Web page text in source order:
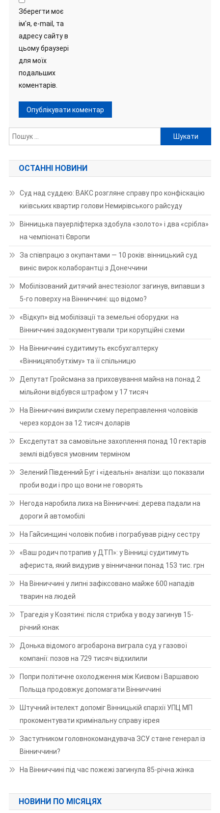
Зберегти моє
ім'я, e-mail, та
адресу сайту в
цьому браузері
для моїх
подальших
коментарів.
Пошук:
ОСТАННІ НОВИНИ
Суд над суддею: ВАКС розгляне справу про конфіскацію
київських квартир голови Немирівського райсуду
Вінницька пауерліфтерка здобула «золото» і два «срібла»
на чемпіонаті Європи
За співпрацю з окупантами — 10 років: вінницький суд
виніс вирок колаборантці з Донеччини
Мобілізований дитячий анестезіолог загинув, випавши з
5-го поверху на Вінниччині: що відомо?
«Відкуп» від мобілізації та земельні оборудки: на
Вінниччині задокументували три корупційні схеми
На Вінниччині судитимуть ексбухгалтерку
«Вінницяпобутхіму» та її спільницю
Депутат Гройсмана за приховування майна на понад 2
мільйони відбувся штрафом у 17 тисяч
На Вінниччині викрили схему переправлення чоловіків
через кордон за 12 тисяч доларів
Ексдепутат за самовільне захоплення понад 10 гектарів
землі відбувся умовним терміном
Зелений Південний Буг і «ідеальні» аналізи: що показали
проби води і про що вони не говорять
Негода наробила лиха на Вінниччині: дерева падали на
дороги й автомобілі
На Гайсинщині чоловік побив і пограбував рідну сестру
«Ваш родич потрапив у ДТП»: у Вінниці судитимуть
афериста, який видурив у вінничанки понад 153 тис. грн
На Вінниччині у липні зафіксовано майже 600 нападів
тварин на людей
Трагедія у Козятині: після стрибка у воду загинув 15-
річний юнак
Донька відомого агробарона виграла суд у газової
компанії: позов на 729 тисяч відхилили
Попри політичне охолодження між Києвом і Варшавою
Польща продовжує допомагати Вінниччині
Штучний інтелект допоміг Вінницькій єпархії УПЦ МП
прокоментувати кримінальну справу ієрея
Заступником головнокомандувача ЗСУ стане генерал із
Вінниччини?
На Вінниччині під час пожежі загинула 85-річна жінка
НОВИНИ ПО МІСЯЦЯХ